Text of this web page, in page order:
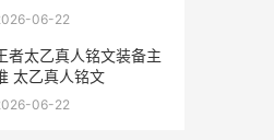
06-22
者太乙真人铭文装备主
太乙真人铭文
06-22